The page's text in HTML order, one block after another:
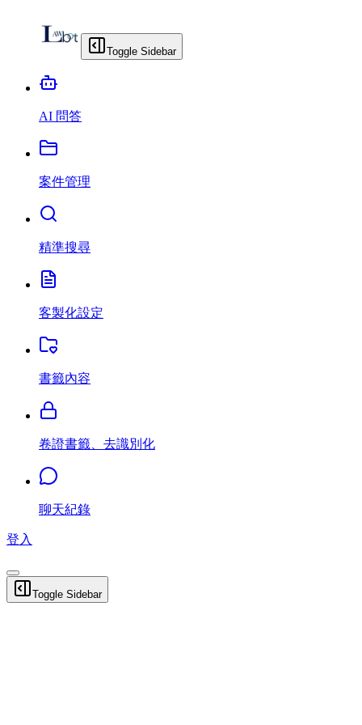
Toggle Sidebar
AI 問答
案件管理
精準搜尋
客製化設定
書籤內容
卷證書籤、去識別化
聊天紀錄
登入
Toggle Sidebar